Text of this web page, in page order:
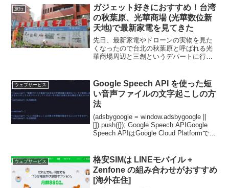
夜市になっている士林夜市に比べると規
模は1/10以下くらいで、屋台があるのは
上の写真にあるような寧夏夜市の一本道
だけである。夕方18時以降、特に金土日
は通常よりも人が多くなり夜市の一本道
は身動きができないくらいになるので、
人に流されて何も買えずにいるよりもち
ょっとでも興味のあるものがあったら
旅行
ガジェット好きにおすすめ！台湾
の秋葉原、光華商場 (光華数位新
天地)で最新家電を見てきた
先日、最新家電やドローンの実物を見た
くなったので台北の秋葉原と呼ばれる光
華商場周辺と三創というデパートに行っ
ような電気街、２つ目は三創という新し
くできたデパートでヨドバシやビックカ
メラをもっとハイソにして家族連れやカ
ップルも一緒に楽しめるようにしたデパ
ート。３つ目は光華商場というキーボー
ドや各種PCパーツなどが売られている昔
ながらの電気街デパート。
ウェブサービス
Google Speech API を使った短
い音声ファイルの文字起こしの方
法
(adsbygoogle = window.adsbygoogle ||
[]).push({}); Google Speech APIGoogle
Speech APIはGoogle Cloud Platformで使
ウェブサービス
格安SIMは LINEモバイル +
Zenfone の組み合わせがおすすめ
[海外在住]